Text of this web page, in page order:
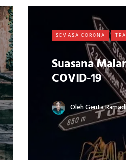
SEMASA CORONA
Suasana
COVID-19
OlehGenta